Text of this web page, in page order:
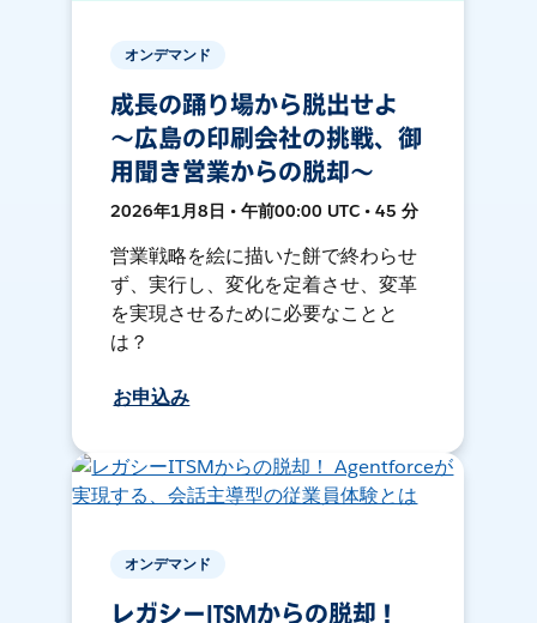
オンデマンド
成長の踊り場から脱出せよ
〜広島の印刷会社の挑戦、御
用聞き営業からの脱却〜
2026年1月8日 • 午前00:00 UTC • 45 分
営業戦略を絵に描いた餅で終わらせ
ず、実行し、変化を定着させ、変革
を実現させるために必要なことと
は？
お申込み
オンデマンド
レガシーITSMからの脱却！